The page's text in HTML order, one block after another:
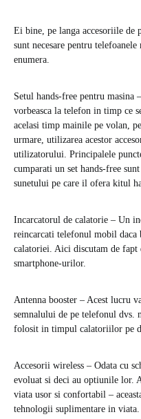
Ei bine, pe langa accesoriile de
sunt necesare pentru
enumera.
Setul hands-free pentru masina
vorbeasca la telefon in timp ce
acelasi timp mainile pe volan,
urmare, utilizarea acestor
utilizatorului. Principalele
cumparati un set hands-free
sunetului pe care il ofera kitul
Incarcatorul de calatorie – Un
reincarcati telefonul mobil daca
calatoriei. Aici discutam de fapt
smartphone-urilor.
Antenna booster – Acest lucru
semnalului de pe telefonul dvs.
folosit in timpul calatoriilor pe
Accesorii wireless – Odata cu
evoluat si deci au optiunile lor.
viata usor si confortabil –
tehnologii suplimentare in viata.